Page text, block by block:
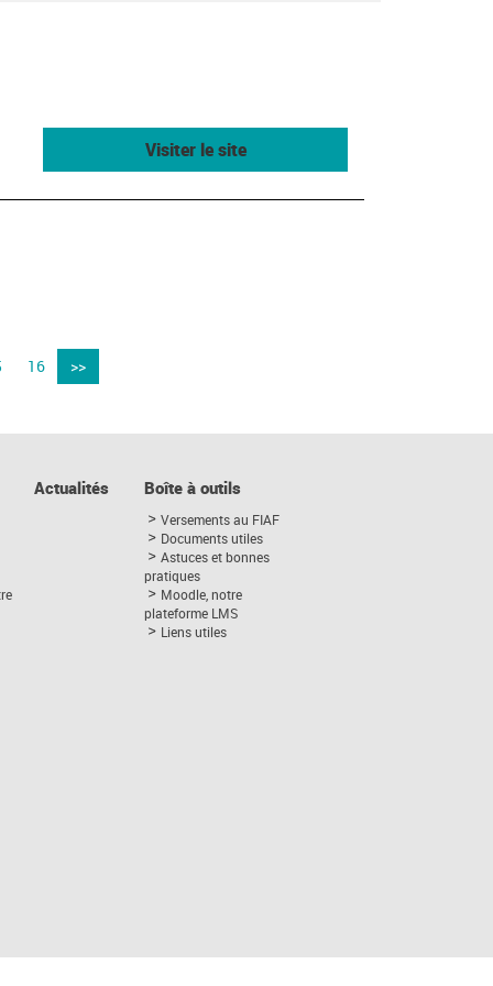
Visiter le site
16 >>
Actualités Boîte à outils
Versements au FIAF
Documents utiles
Astuces et bonnes
pratiques
Moodle, notre
plateforme LMS
Liens utiles